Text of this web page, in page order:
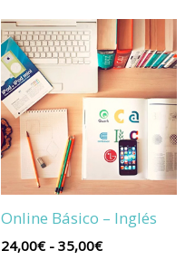
Online Básico – Inglés
24,00€ - 35,00€Rango